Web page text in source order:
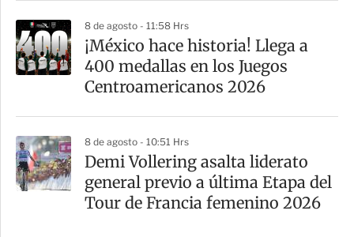
8 de agosto - 11:58 Hrs
¡México hace historia! Llega a
400 medallas en los Juegos
Centroamericanos 2026
8 de agosto - 10:51 Hrs
Demi Vollering asalta liderato
general previo a última Etapa del
Tour de Francia femenino 2026